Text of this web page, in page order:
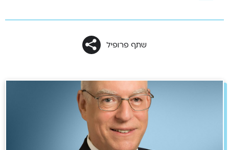
שתף פרופיל